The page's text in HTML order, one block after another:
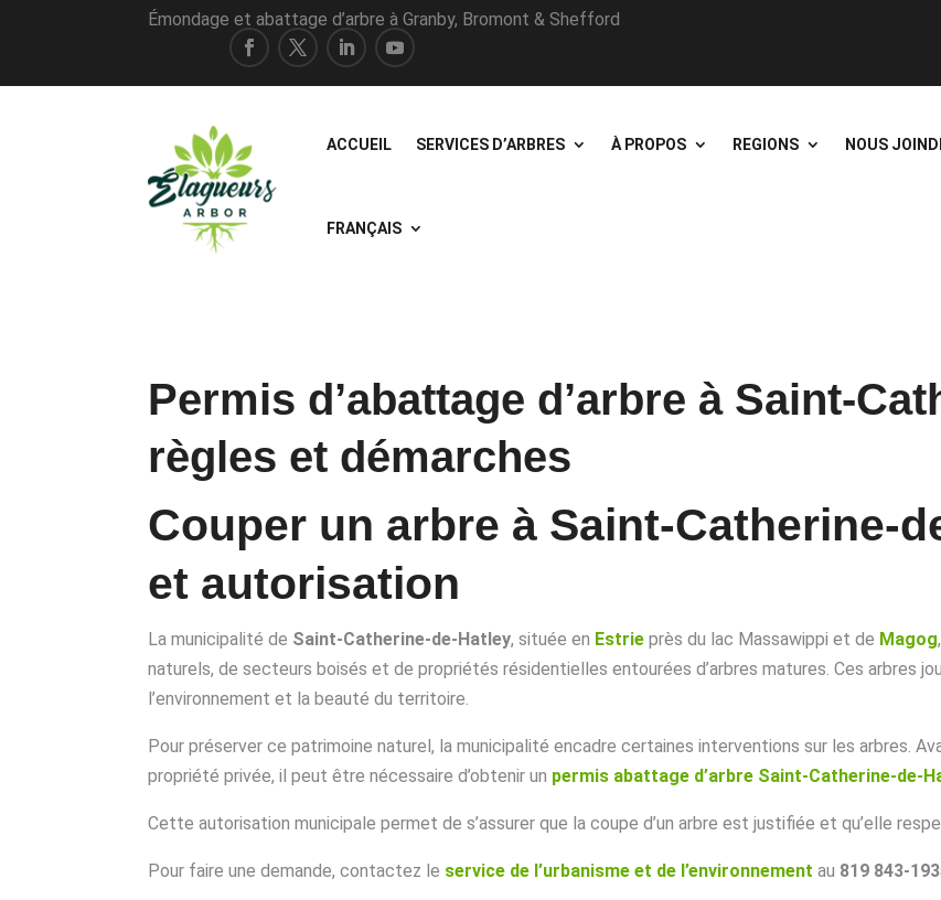
Émondage et abattage d’arbre à Granby, Bromont & Shefford
ACCUEIL SERVICES D’ARBRES À PROPOS REGIONS NOUS
FRANÇAIS
Permis d’abattage d’arbre à Saint-
règles et démarches
Couper un arbre à Saint-Catherine-
et autorisation
La municipalité de Saint-Catherine-de-Hatley, située en Estrie près du lac Massawippi et de Magog
naturels, de secteurs boisés et de propriétés résidentielles entourées d’arbres matures. Ces arbres
l’environnement et la beauté du territoire.
Pour préserver ce patrimoine naturel, la municipalité encadre certaines interventions sur les arbres.
propriété privée, il peut être nécessaire d’obtenir un permis abattage d’arbre Saint-Catherine-de-
Cette autorisation municipale permet de s’assurer que la coupe d’un arbre est justifiée et qu’elle
Pour faire une demande, contactez le service de l’urbanisme et de l’environnement au 819 843-